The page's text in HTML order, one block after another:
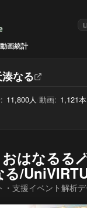
動画統計
なる
11,800人 動画: 1,121本
おはなるる
/
・支援イベント解析デ